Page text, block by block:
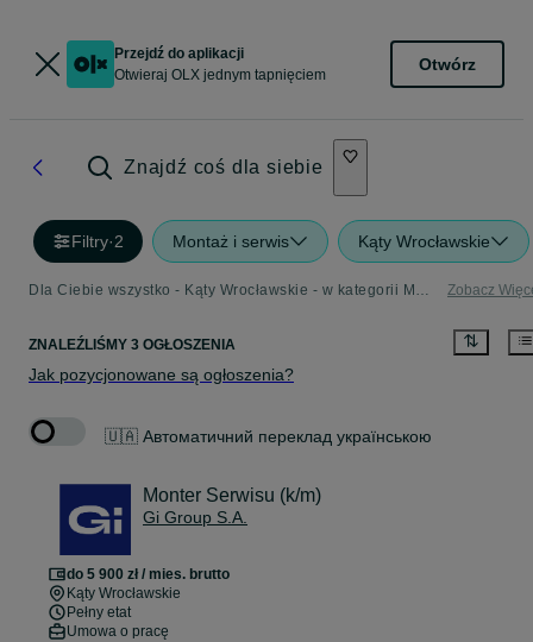
Przejdź do aplikacji
Otwieraj OLX jednym tapnięciem
Otwórz
Znajdź coś dla siebie
Filtry·2 Montaż i serwis Kąty Wrocławskie
Dla Ciebie wszystko - Kąty Wrocławskie - w kategorii Montaż i serwis Zobacz
ZNALEŹLIŚMY 3 OGŁOSZENIA
Jak pozycjonowane są ogłoszenia?
🇺🇦 Автоматичний переклад українською
Monter Serwisu (k/m)
Gi Group S.A.
do 5 900 zł / mies. brutto
Kąty Wrocławskie
Pełny etat
Umowa o pracę